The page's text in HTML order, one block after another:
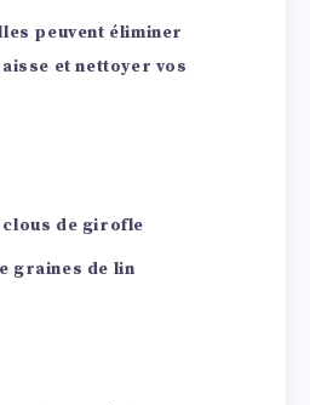
peuvent éliminer
et nettoyer vos
clous de girofle
graines de lin